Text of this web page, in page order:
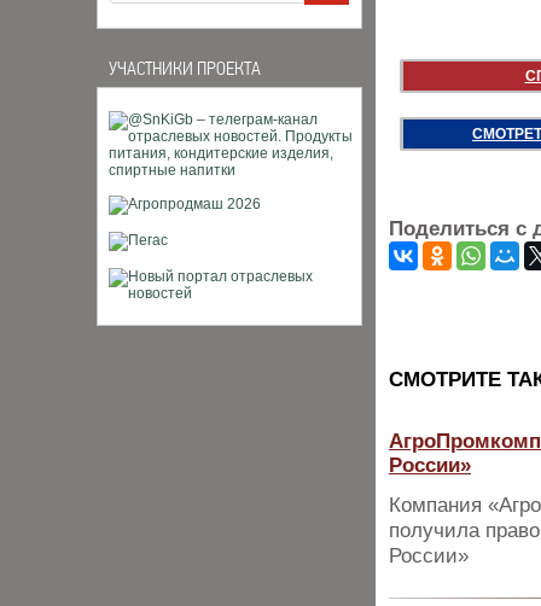
УЧАСТНИКИ ПРОЕКТА
Поделиться с
CМОТРИТЕ
России»
Компания
получила
России»